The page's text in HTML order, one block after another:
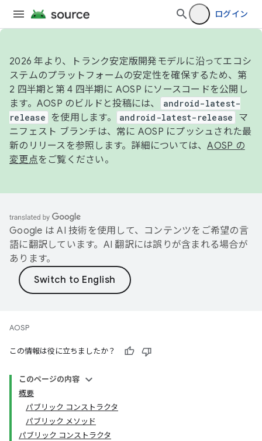
ログイン
2026 年より、トランク安定版開発モデルに沿ってエコシ
ステムのプラットフォームの安定性を確保するため、第
2 四半期と第 4 四半期に AOSP にソースコードを公開し
ます。AOSP のビルドと投稿には、
android-latest-
release
を使用します。 android-latest-release
マ
ニフェスト ブランチは、常に AOSP にプッシュされた最
新のリリースを参照します。詳細については、AOSP の
変更点をご覧ください。
Google は AI 技術を使用して、コンテンツをご希望の言
語に翻訳しています。AI 翻訳には誤りが含まれる場合が
あります。
AOSP
この情報は役に立ちましたか？
このページの内容
概要
パブリック コンストラクタ
パブリック メソッド
パブリック コンストラクタ